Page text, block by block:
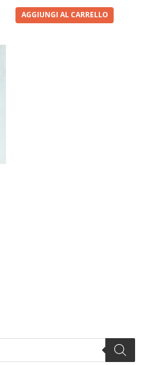
AGGIUNGI AL CARRELLO